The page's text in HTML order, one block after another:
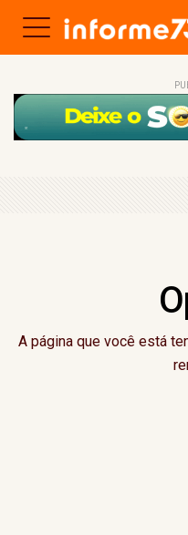
A página que você está